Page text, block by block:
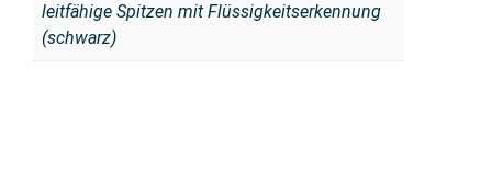
leitfähige Spitzen mit Flüssigkeitserkennung
(schwarz)